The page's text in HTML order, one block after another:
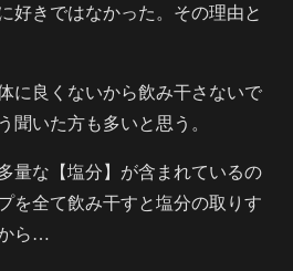
好きではなかった。その理由と
に良くないから飲み干さないで
聞いた方も多いと思う。
量な【塩分】が含まれているの
を全て飲み干すと塩分の取りす
ら…